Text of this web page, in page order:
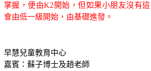
掌握，便由K2開始，但如果小朋友沒有
會由低一級開始，由基礎進發。
早慧兒童教育中心
嘉賓：蘇子博士及趙老師